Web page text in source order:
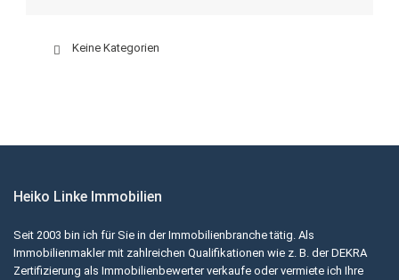
Keine Kategorien
Heiko Linke Immobilien
Seit 2003 bin ich für Sie in der Immobilienbranche tätig. Als
Immobilienmakler mit zahlreichen Qualifikationen wie z. B. der DEKRA
Zertifizierung als Immobilienbewerter verkaufe oder vermiete ich Ihre